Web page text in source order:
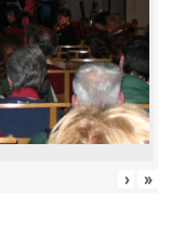
› »